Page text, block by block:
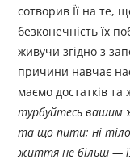
сотворив Її на те,
безконечність їх
живучи згідно з
причини навчає
маємо достатків
турбуйтесь
та що пити; ні
життя не більш —